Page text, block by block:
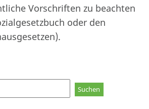
Vorschriften zu beachten
oder den